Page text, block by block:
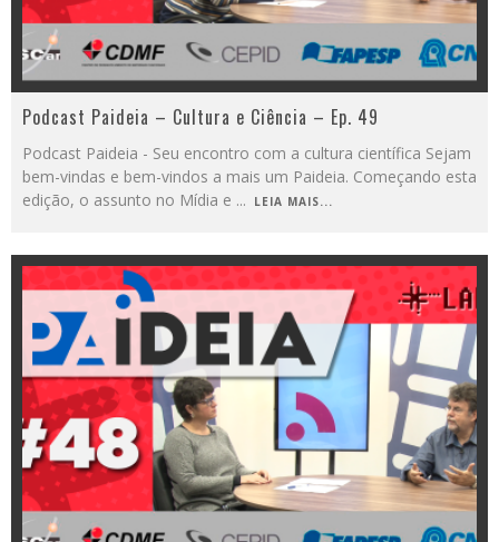
Podcast Paideia – Cultura e Ciência – Ep. 49
Podcast Paideia - Seu encontro com a cultura científica Sejam
bem-vindas e bem-vindos a mais um Paideia. Começando esta
edição, o assunto no Mídia e ... LEIA MAIS...